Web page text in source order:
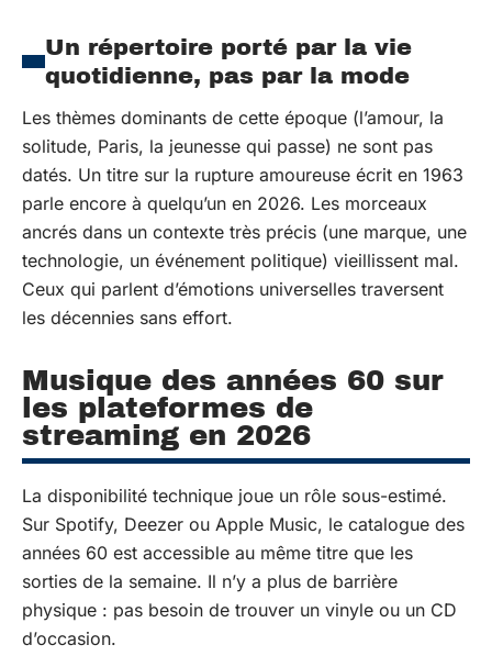
Un répertoire porté par la vie
quotidienne, pas par la mode
Les thèmes dominants de cette époque (l’amour, la
solitude, Paris, la jeunesse qui passe) ne sont pas
datés. Un titre sur la rupture amoureuse écrit en 1963
parle encore à quelqu’un en 2026. Les morceaux
ancrés dans un contexte très précis (une marque, une
technologie, un événement politique) vieillissent mal.
Ceux qui parlent d’émotions universelles traversent
les décennies sans effort.
Musique des années 60 sur
les plateformes de
streaming en 2026
La disponibilité technique joue un rôle sous-estimé.
Sur Spotify, Deezer ou Apple Music, le catalogue des
années 60 est accessible au même titre que les
sorties de la semaine. Il n’y a plus de barrière
physique : pas besoin de trouver un vinyle ou un CD
d’occasion.